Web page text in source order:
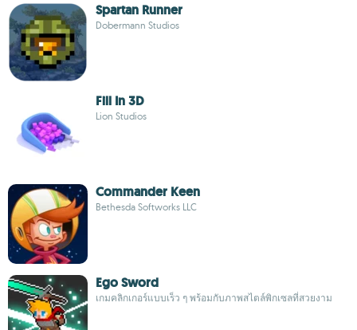
Spartan Runner
Dobermann Studios
Fill In 3D
Lion Studios
Commander Keen
Bethesda Softworks LLC
Ego Sword
เกมคลิกเกอร์แบบเร็ว ๆ พร้อมกับภาพสไตล์พิกเซลที่สวยงาม